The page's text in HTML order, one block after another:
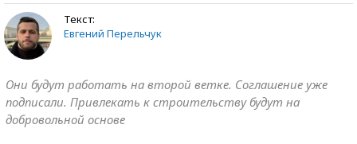
Текст:
Евгений Перельчук
Они будут работать на второй ветке. Соглашение уже
подписали. Привлекать к строительству будут на
добровольной основе